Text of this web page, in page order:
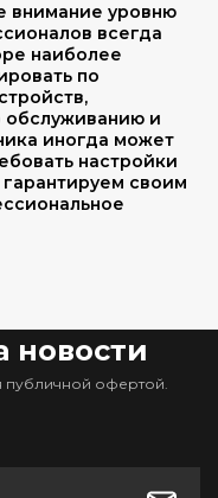
внимание уровню
всегда
наиболее
по
обслуживанию и
иногда может
настройки
своим
новости
публичной офертой.